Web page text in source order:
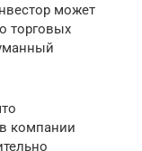
может
торговых
компании